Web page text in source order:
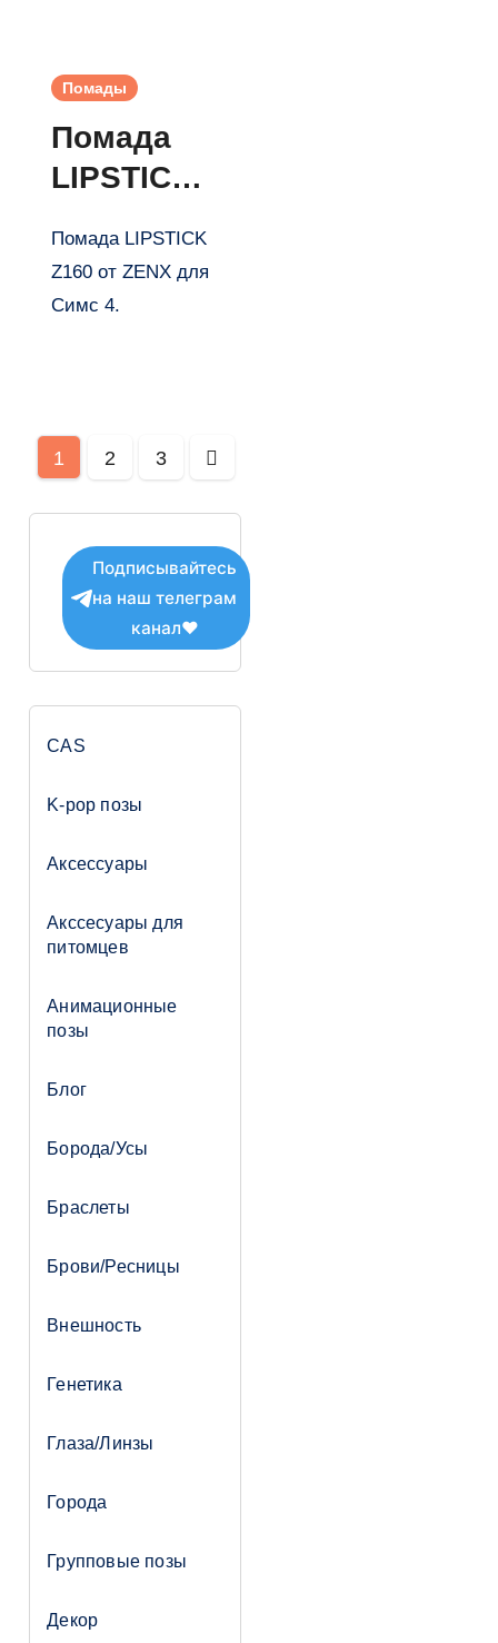
Помады
Помада
LIPSTICK
ZENX
Помада LIPSTICK
Z160 от ZENX для
Симс 4.
Пагинация
1 2 3
Подписывайтесь
на наш телеграм
канал❤
CAS
K-pop позы
Аксессуары
Акссесуары для
питомцев
Анимационные
позы
Блог
Борода/Усы
Браслеты
Брови/Ресницы
Внешность
Генетика
Глаза/Линзы
Города
Групповые позы
Декор